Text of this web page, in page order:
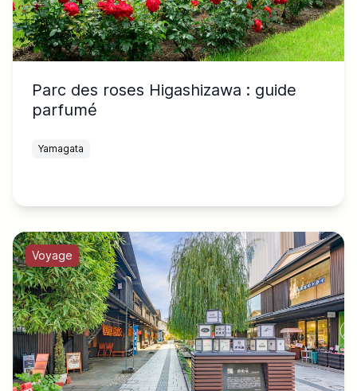
Parc des roses Higashizawa : guide
parfumé
Yamagata
Voyage